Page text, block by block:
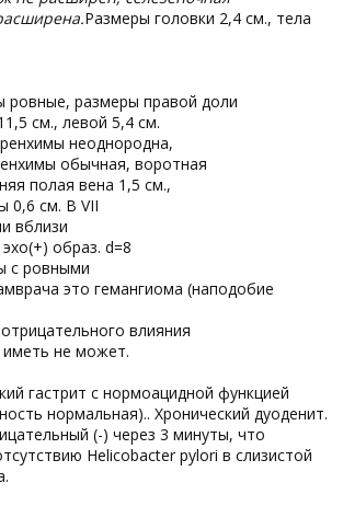
Размеры головки 2,4 см., тела
ровные, размеры правой доли
см., левой 5,4 см.
неоднородна,
обычная, воротная
полая вена 1,5 см.,
0,6 см. В VII
вблизи
образ. d=8
с ровными
это гемангиома (наподобие
влияния
не может.
гастрит с нормоацидной функцией
нормальная).. Хронический дуоденит.
(-) через 3 минуты, что
Helicobacter pylori в слизистой